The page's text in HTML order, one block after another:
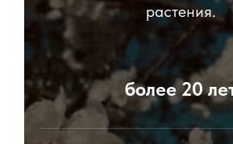
растения.
более 20